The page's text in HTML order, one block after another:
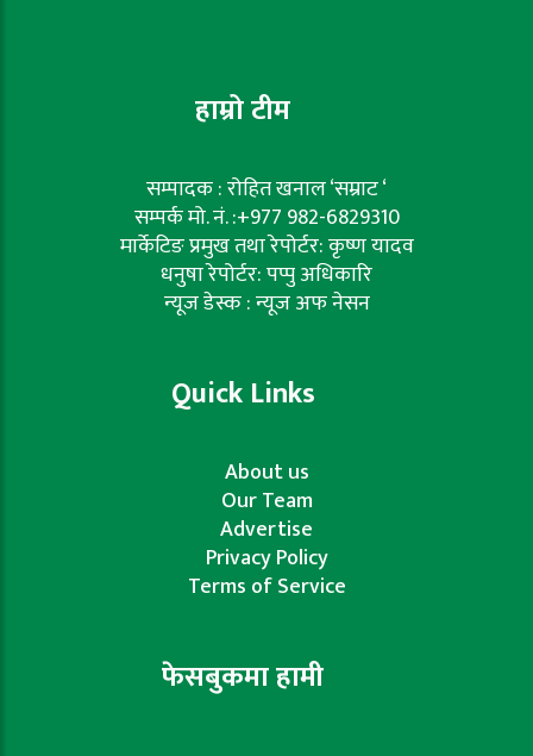
हाम्रो टीम
सम्पादक : रोहित खनाल ‘सम्राट ‘
सम्पर्क मो. नं. :+977 982-6829310
मार्केटिङ प्रमुख तथा रेपोर्टर: कृष्ण यादव
धनुषा रेपोर्टर: पप्पु अधिकारि
न्यूज डेस्क : न्यूज अफ नेसन
Quick Links
About us
Our Team
Advertise
Privacy Policy
Terms of Service
फेसबुकमा हामी